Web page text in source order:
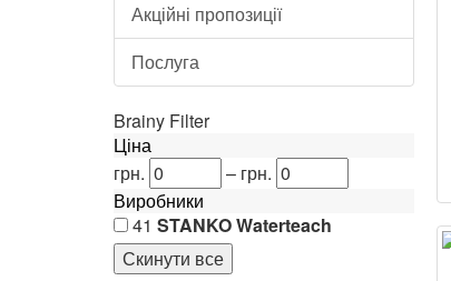
Акційні пропозиції
Послуга
Brainy Filter
Ціна
грн.
– грн.
Виробники
41 STANKO Waterteach